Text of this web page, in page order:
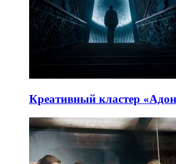
Креативный кластер